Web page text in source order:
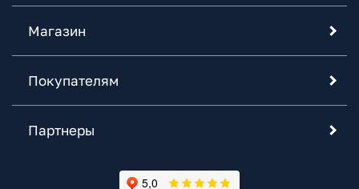
Магазин
Покупателям
Партнеры